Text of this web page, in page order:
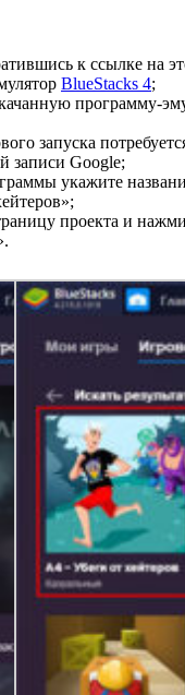
к ссылке на
BlueStacks 4;
программу-
запуска
записи Google;
укажите
проекта и